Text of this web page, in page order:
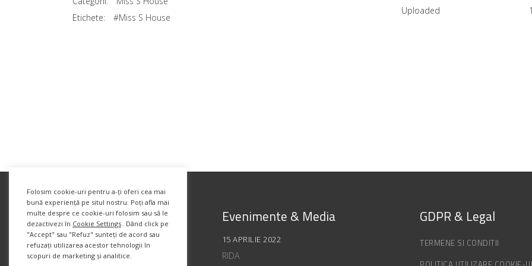
Etichete:
#Miss S House
Uploaded
Evenimente & Media
15 APRILIE 2022
RIDA
GDPR & Legal
TERMENE SI CONDITII
Folosim cookie-uri pentru a-ți oferi cea mai
bună experiență pe situl nostru. Poți afla mai
multe despre ce cookie-uri folosim sau să le
dezactivezi în Cookie Settings . Dând click pe
"Accept" sau "Refuz" sunteți de acord sau
refuzați utilizarea acestor tehnologii în
scopuri de marketing și analitice.